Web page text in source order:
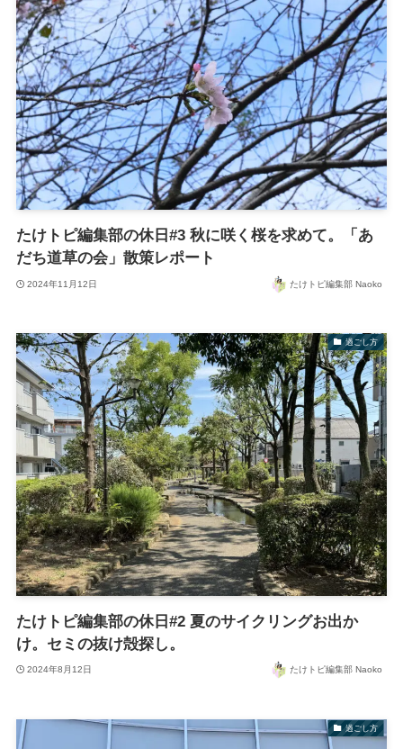
たけトピ編集部の休日#3 秋に咲く桜を求めて。「あ
だち道草の会」散策レポート
2024年11月12日 たけトピ編集部 Naoko
過ごし方
たけトピ編集部の休日#2 夏のサイクリングお出か
け。セミの抜け殻探し。
2024年8月12日 たけトピ編集部 Naoko
過ごし方